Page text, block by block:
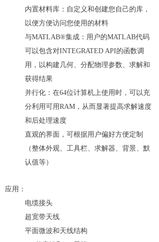
内置材料库：自定义和创建您自己的库，
以便方便访问您使用的材料
与MATLAB®集成：用户的MATLAB代码
可以包含对INTEGRATED API的函数调
用，以构建几何、分配物理参数、求解和
获得结果
并行化：在64位计算机上使用时，可以充
分利用可用RAM，从而显著提高求解速度
和后处理速度
直观的界面，可根据用户偏好方便定制
（整体外观、工具栏、求解器、背景、默
认值等）
应用：
电缆接头
超宽带天线
平面微波和天线结构